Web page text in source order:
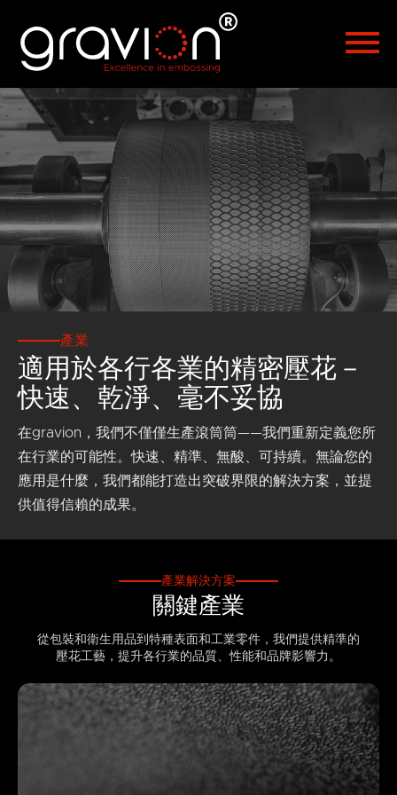
Türkçe
Русский العربية
產業
適用於各行各業的精密壓花－
快速、乾淨、毫不妥協
在gravion，我們不僅僅生產滾筒筒——我們重新定義您所
在行業的可能性。快速、精準、無酸、可持續。無論您的
應用是什麼，我們都能打造出突破界限的解決方案，並提
供值得信賴的成果。
產業解決方案
關鍵產業
從包裝和衛生用品到特種表面和工業零件，我們提供精準的
壓花工藝，提升各行業的品質、性能和品牌影響力。